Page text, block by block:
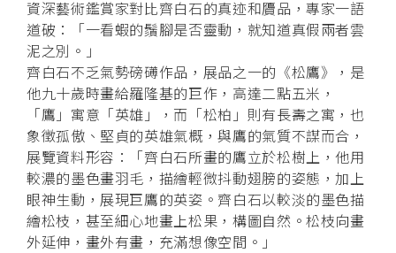
資深藝術鑑賞家對比齊白石的真迹和贗品，專家一語
道破：「一看蝦的鬚腳是否靈動，就知道真假兩者雲
泥之別。」
齊白石不乏氣勢磅礡作品，展品之一的《松鷹》，是
他九十歲時畫給羅隆基的巨作，高達二點五米，
「鷹」寓意「英雄」，而「松柏」則有長壽之寓，也
象徵孤傲、堅貞的英雄氣概，與鷹的氣質不謀而合，
展覽資料形容：「齊白石所畫的鷹立於松樹上，他用
較濃的墨色畫羽毛，描繪輕微抖動翅膀的姿態，加上
眼神生動，展現巨鷹的英姿。齊白石以較淡的墨色描
繪松枝，甚至細心地畫上松果，構圖自然。松枝向畫
外延伸，畫外有畫，充滿想像空間。」